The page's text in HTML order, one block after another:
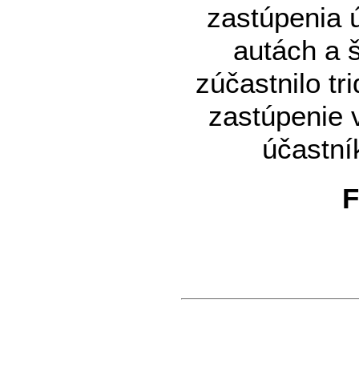
zastúpenia
autách a
zúčastnilo
zastúpenie